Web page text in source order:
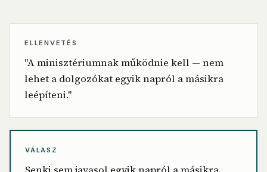
ELLENVETÉS
"A minisztériumnak működnie kell — nem
lehet a dolgozókat egyik napról a másikra
leépíteni."
VÁLASZ